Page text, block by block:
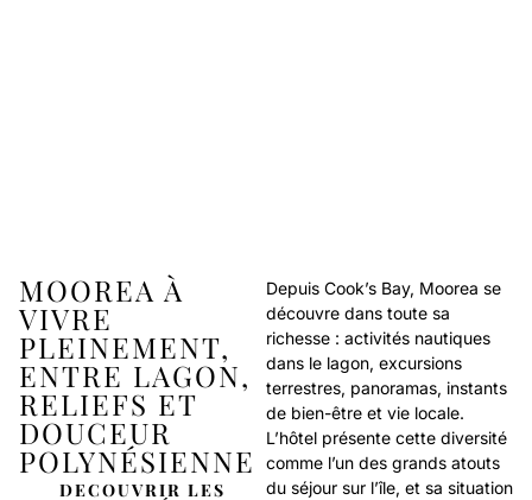
MOOREA À
VIVRE
PLEINEMENT,
ENTRE LAGON,
RELIEFS ET
DOUCEUR
POLYNÉSIENNE
DECOUVRIR LES
Depuis Cook’s Bay, Moorea se
découvre dans toute sa
richesse : activités nautiques
dans le lagon, excursions
terrestres, panoramas, instants
de bien-être et vie locale.
L’hôtel présente cette diversité
comme l’un des grands atouts
du séjour sur l’île, et sa situation